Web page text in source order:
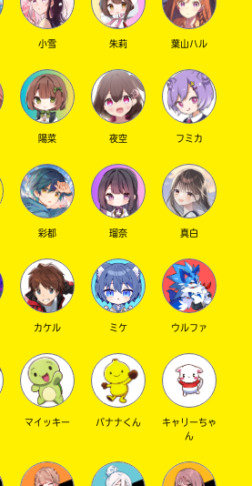
小雪 朱莉 葉山ハル
陽菜 夜空 フミカ
彩都 瑠奈 真白
カケル ミケ ウルファ
マイッキー バナナくん
キャリーちゃ
ん